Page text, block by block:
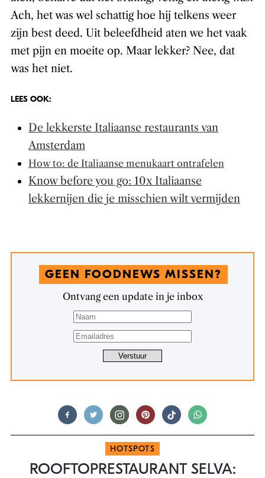
Ach, het was wel schattig hoe hij telkens weer
zijn best deed. Uit beleefdheid aten we het vaak
met pijn en moeite op. Maar lekker? Nee, dat
was het niet.
LEES OOK:
De lekkerste Italiaanse restaurants van
Amsterdam
How to: de Italiaanse menukaart ontrafelen
Know before you go: 10x Italiaanse
lekkernijen die je misschien wilt vermijden
GEEN FOODNEWS MISSEN?
Ontvang een update in je inbox
HOTSPOTS
ROOFTOPRESTAURANT SELVA: